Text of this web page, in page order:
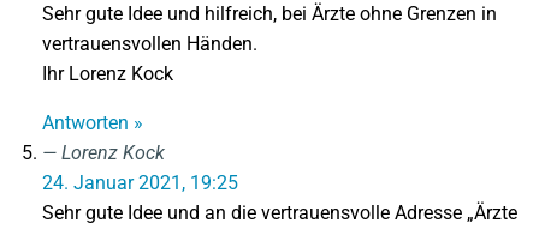
Sehr gute Idee und hilfreich, bei Ärzte ohne Grenzen in
vertrauensvollen Händen.
Ihr Lorenz Kock
Antworten »
Lorenz Kock
24. Januar 2021, 19:25
Sehr gute Idee und an die vertrauensvolle Adresse „Ärzte